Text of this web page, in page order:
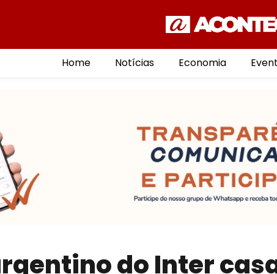
Home Notícias Economia
do Inter